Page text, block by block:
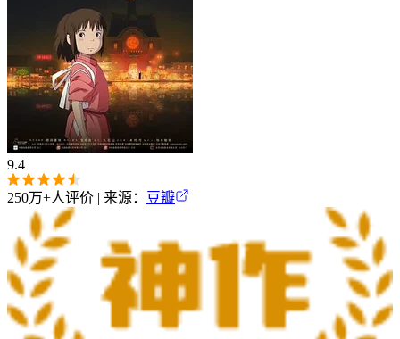
9.4
250万+人评价 | 来源： 豆瓣